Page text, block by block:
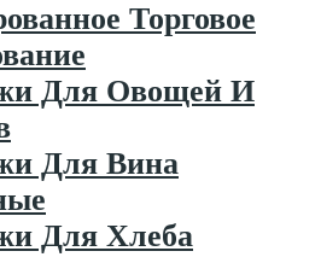
Торговое
Для Овощей И
Для Вина
Для Хлеба